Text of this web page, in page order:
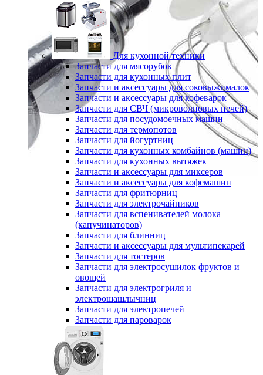
Для кухонной техники
Запчасти для мясорубок
Запчасти для кухонных плит
Запчасти и аксессуары для соковыжималок
Запчасти и аксессуары для кофеварок
Запчасти для СВЧ (микроволновых печей)
Запчасти для посудомоечных машин
Запчасти для термопотов
Запчасти для йогуртниц
Запчасти для кухонных комбайнов (машин)
Запчасти для кухонных вытяжек
Запчасти и аксессуары для миксеров
Запчасти и аксессуары для кофемашин
Запчасти для фритюрниц
Запчасти для электрочайников
Запчасти для вспенивателей молока
(капучинаторов)
Запчасти для блинниц
Запчасти и аксессуары для мультипекарей
Запчасти для тостеров
Запчасти для электросушилок фруктов и
овощей
Запчасти для электрогриля и
электрошашлычниц
Запчасти для электропечей
Запчасти для пароварок